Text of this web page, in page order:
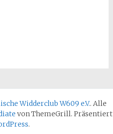
Widderclub W609 e.V.. Alle
von ThemeGrill. Präsentiert
.